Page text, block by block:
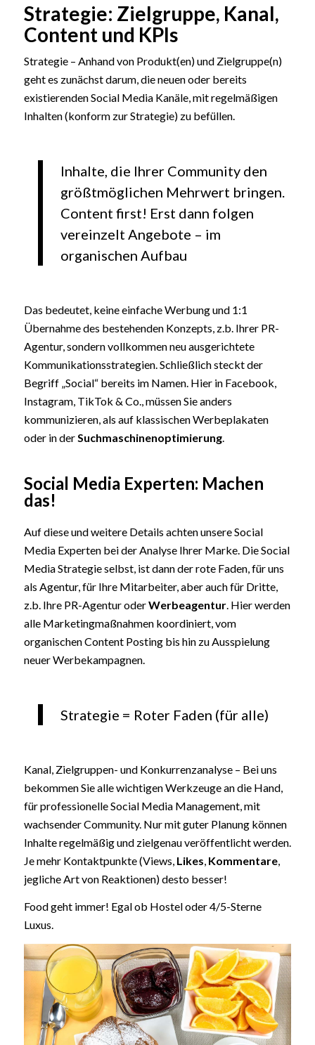
Strategie: Zielgruppe, Kanal,
Content und KPIs
Strategie – Anhand von Produkt(en) und Zielgruppe(n)
geht es zunächst darum, die neuen oder bereits
existierenden Social Media Kanäle, mit regelmäßigen
Inhalten (konform zur Strategie) zu befüllen.
Inhalte, die Ihrer Community den
größtmöglichen Mehrwert bringen.
Content first! Erst dann folgen
vereinzelt Angebote – im
organischen Aufbau
Das bedeutet, keine einfache Werbung und 1:1
Übernahme des bestehenden Konzepts, z.b. Ihrer PR-
Agentur, sondern vollkommen neu ausgerichtete
Kommunikationsstrategien. Schließlich steckt der
Begriff „Social“ bereits im Namen. Hier in Facebook,
Instagram, TikTok & Co., müssen Sie anders
kommunizieren, als auf klassischen Werbeplakaten
oder in der Suchmaschinenoptimierung.
Social Media Experten: Machen
das!
Auf diese und weitere Details achten unsere Social
Media Experten bei der Analyse Ihrer Marke. Die Social
Media Strategie selbst, ist dann der rote Faden, für uns
als Agentur, für Ihre Mitarbeiter, aber auch für Dritte,
z.b. Ihre PR-Agentur oderWerbeagentur. Hier werden
alle Marketingmaßnahmen koordiniert, vom
organischen Content Posting bis hin zu Ausspielung
neuer Werbekampagnen.
Strategie = Roter Faden (für alle)
Kanal, Zielgruppen- und Konkurrenzanalyse – Bei uns
bekommen Sie alle wichtigen Werkzeuge an die Hand,
für professionelle Social Media Management, mit
wachsender Community. Nur mit guter Planung können
Inhalte regelmäßig und zielgenau veröffentlicht werden.
Je mehr Kontaktpunkte (Views, Likes Kommentare,
jegliche Art von Reaktionen) desto besser!
Food geht immer! Egal ob Hostel oder 4/5-Sterne
Luxus.